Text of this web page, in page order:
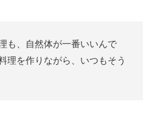
も、自然体が一番いいんで
理を作りながら、いつもそう